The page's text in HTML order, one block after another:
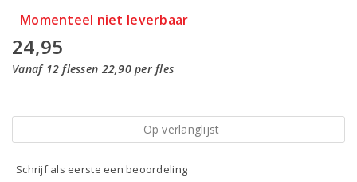
Momenteel niet leverbaar
24,95
Vanaf 12 flessen 22,90 per fles
Op verlanglijst
Schrijf als eerste een beoordeling